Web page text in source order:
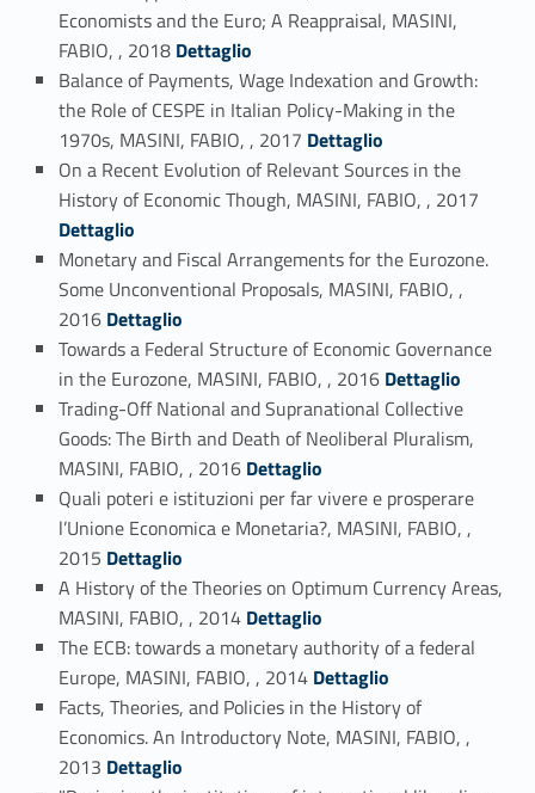
Economists and the Euro; A Reappraisal, MASINI,
FABIO, , 2018 Link identifier #identifier_person_150901-32
Dettaglio
Balance of Payments, Wage Indexation and Growth:
the Role of CESPE in Italian Policy-Making in the
1970s, MASINI, FABIO, , 2017 Link identifier #identifier_person_49443-33
Dettaglio
On a Recent Evolution of Relevant Sources in the
History of Economic Though, MASINI, FABIO, , 2017
Dettaglio
Monetary and Fiscal Arrangements for the Eurozone.
Some Unconventional Proposals, MASINI, FABIO, ,
2016 Link identifier #identifier_person_19117-35
Dettaglio
Towards a Federal Structure of Economic Governance
in the Eurozone, MASINI, FABIO, , 2016 Link identifier #identifier_person_81787-36
Dettaglio
Trading-Off National and Supranational Collective
Goods: The Birth and Death of Neoliberal Pluralism,
MASINI, FABIO, , 2016 Link identifier #identifier_person_189554-37
Dettaglio
Quali poteri e istituzioni per far vivere e prosperare
l’Unione Economica e Monetaria?, MASINI, FABIO, ,
2015 Link identifier #identifier_person_89394-38
Dettaglio
A History of the Theories on Optimum Currency Areas,
MASINI, FABIO, , 2014 Link identifier #identifier_person_128386-39
Dettaglio
The ECB: towards a monetary authority of a federal
Europe, MASINI, FABIO, , 2014 Link identifier #identifier_person_88633-40
Dettaglio
Facts, Theories, and Policies in the History of
Economics. An Introductory Note, MASINI, FABIO, ,
2013 Link identifier #identifier_person_180385-41
Dettaglio